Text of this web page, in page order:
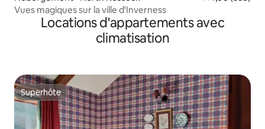
Vues magiques sur la ville d'Inverness
Locations d'appartements avec
climatisation
Superhôte
Superhôte